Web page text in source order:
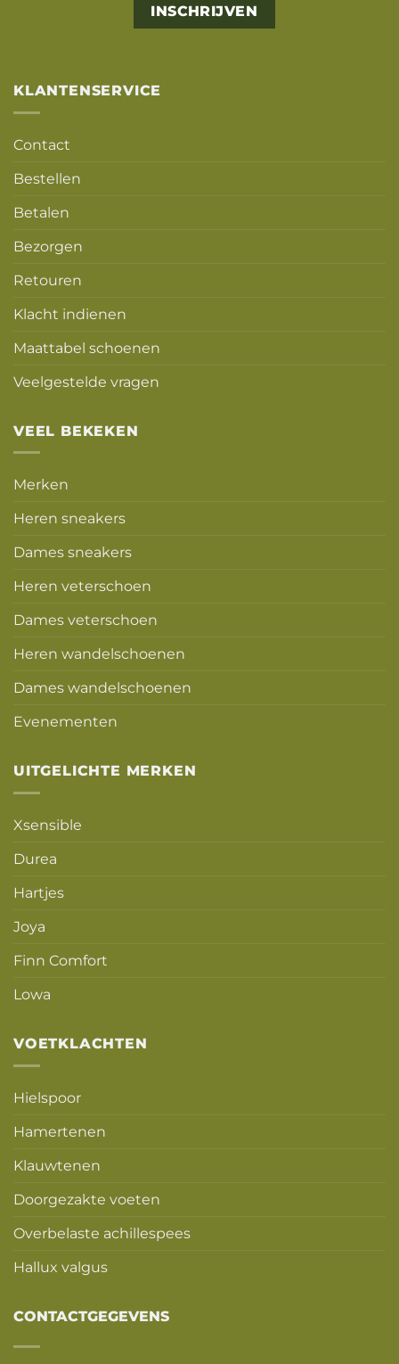
KLANTENSERVICE
Contact
Bestellen
Betalen
Bezorgen
Retouren
Klacht indienen
Maattabel schoenen
Veelgestelde vragen
VEEL BEKEKEN
Merken
Heren sneakers
Dames sneakers
Heren veterschoen
Dames veterschoen
Heren wandelschoenen
Dames wandelschoenen
Evenementen
UITGELICHTE MERKEN
Xsensible
Durea
Hartjes
Joya
Finn Comfort
Lowa
VOETKLACHTEN
Hielspoor
Hamertenen
Klauwtenen
Doorgezakte voeten
Overbelaste achillespees
Hallux valgus
CONTACTGEGEVENS